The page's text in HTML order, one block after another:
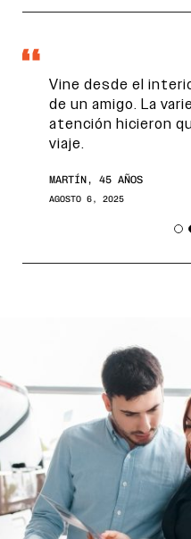
Vine desde el
de un amigo. La
atención hicieron
viaje.
MARTÍN, 45 AÑOS
AGOSTO 6, 2025